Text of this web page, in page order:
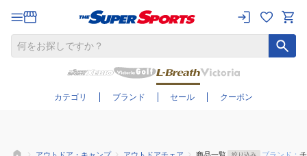
カテゴリ ブランド セール クーポン
さらに絞り込む
絞り込み